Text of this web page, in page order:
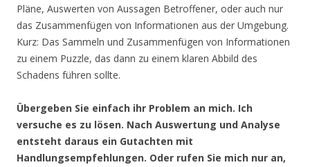
Pläne, Auswerten von Aussagen Betroffener, oder auch nur
das Zusammenfügen von Informationen aus der Umgebung.
Kurz: Das Sammeln und Zusammenfügen von Informationen
zu einem Puzzle, das dann zu einem klaren Abbild des
Schadens führen sollte.
Übergeben Sie einfach ihr Problem an mich. Ich
versuche es zu lösen. Nach Auswertung und Analyse
entsteht daraus ein Gutachten mit
Handlungsempfehlungen. Oder rufen Sie mich nur an,